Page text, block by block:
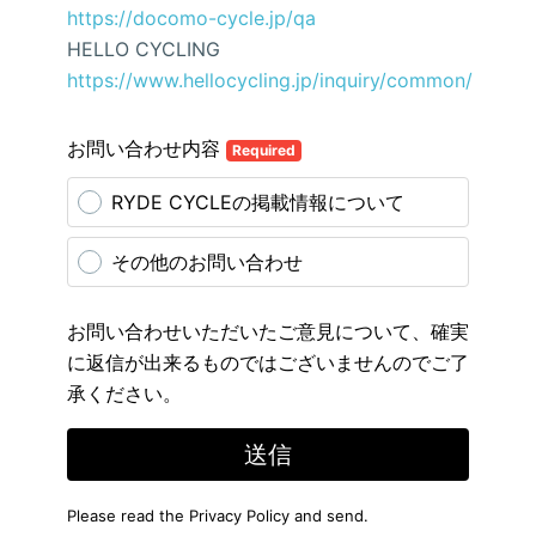
https://docomo-cycle.jp/qa
HELLO CYCLING
https://www.hellocycling.jp/inquiry/common/
お問い合わせ内容 Required
RYDE CYCLEの掲載情報について
その他のお問い合わせ
お問い合わせいただいたご意見について、確実
に返信が出来るものではございませんのでご了
承ください。
送信
Please read the Privacy Policy and send.